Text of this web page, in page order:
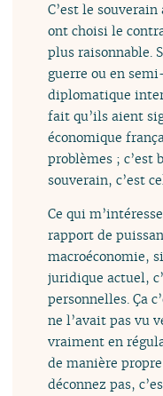
C’est le
ont choisi le
plus raisonnable.
guerre ou en
diplomatique
fait qu’ils aient
économique
problèmes ; c’est
souverain, c’est
Ce qui
rapport de
macroéconomie,
juridique actuel,
personnelles. Ça
ne l’avait pas vu
vraiment en
de manière
déconnez pas,